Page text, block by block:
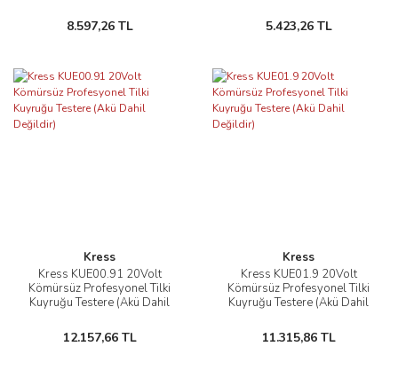
8.597,26 TL 5.423,26 TL
Kress
Kress KUE00.91 20Volt
Kömürsüz Profesyonel Tilki
Kuyruğu Testere (Akü Dahil
12.157,66 TL
Kress
Kress KUE01.9 20Volt
Kömürsüz Profesyonel Tilki
Kuyruğu Testere (Akü Dahil
11.315,86 TL